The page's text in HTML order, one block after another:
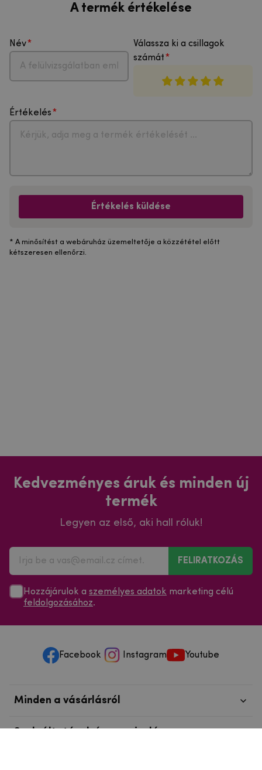
A termék értékelése
Név
Válassza ki a csillagok
számát
Értékelés
Értékelés küldése
* A minősítést a webáruház üzemeltetője a közzététel előtt
kétszeresen ellenőrzi.
Kedvezményes áruk és minden új
termék
Legyen az első, aki hall róluk!
FELIRATKOZÁS
Hozzájárulok a személyes adatok marketing célú
feldolgozásához.
Facebook Instagram Youtube
Minden a vásárlásról